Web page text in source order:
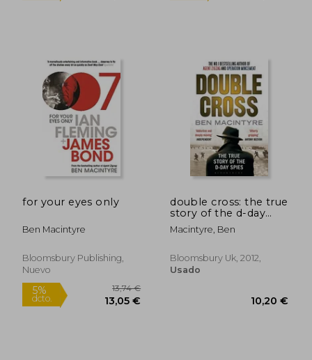
for your eyes only
Ben Macintyre
Bloomsbury Publishing,
Nuevo
double cross: the true
story of the d-day
spies. ben macintyre
(en Inglés)
Macintyre, Ben
Bloomsbury Uk, 2012,
Usado